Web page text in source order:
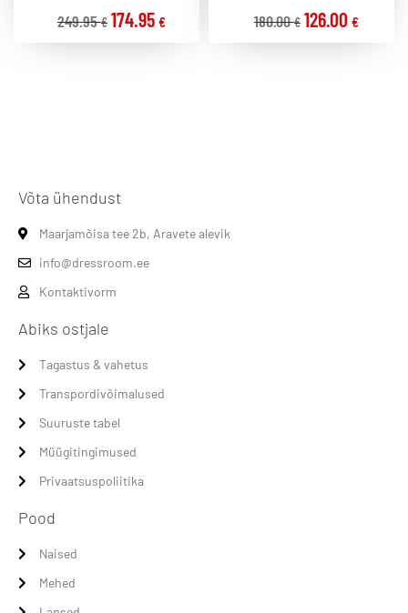
249.95€ 174.95 €
180.00€ 126.00 €
Võta ühendust
Maarjamõisa tee 2b, Aravete alevik
info@dressroom.ee
Kontaktivorm
Abiks ostjale
Tagastus & vahetus
Transpordivõimalused
Suuruste tabel
Müügitingimused
Privaatsuspoliitika
Pood
Naised
Mehed